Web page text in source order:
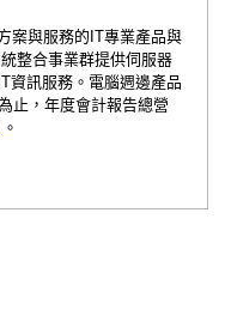
案與服務的IT專業產品與
整合事業群提供伺服器
資訊服務。電腦週邊產品
止，年度會計報告總營
。